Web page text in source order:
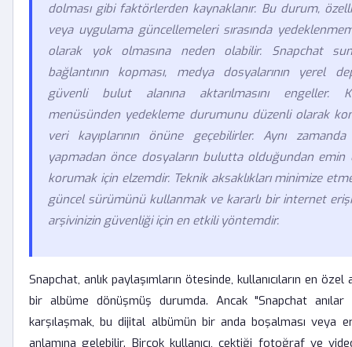
dolması gibi faktörlerden kaynaklanır. Bu durum,
veya uygulama güncellemeleri sırasında
olarak yok olmasına neden olabilir. Snapchat
bağlantının kopması, medya dosyalarının yerel
güvenli bulut alanına aktarılmasını engeller.
menüsünden yedekleme durumunu düzenli olarak
veri kayıplarının önüne geçebilirler. Aynı
yapmadan önce dosyaların bulutta olduğundan emin
korumak için elzemdir. Teknik aksaklıkları minimize
güncel sürümünü kullanmak ve kararlı bir internet
arşivinizin güvenliği için en etkili yöntemdir.
Snapchat, anlık paylaşımların ötesinde, kullanıcıların en
bir albüme dönüşmüş durumda. Ancak "Snapchat anılar
karşılaşmak, bu dijital albümün bir anda boşalması veya
anlamına gelebilir. Birçok kullanıcı, çektiği fotoğraf ve